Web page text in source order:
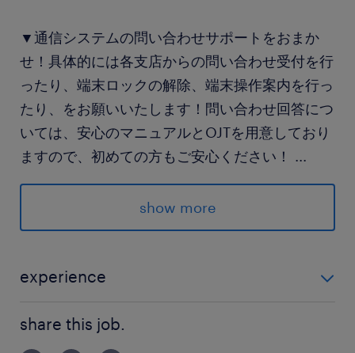
▼通信システムの問い合わせサポートをおまか
せ！具体的には各支店からの問い合わせ受付を行
ったり、端末ロックの解除、端末操作案内を行っ
たり、をお願いいたします！問い合わせ回答につ
いては、安心のマニュアルとOJTを用意しており
ますので、初めての方もご安心ください！ ...
＜＜五反田＞＞
★大手通信企業
★残業なし
★itサポート/it事務
show more
experience
方！ ★問い合わせ対応のご経験がある方！ ～ヘルプデ
share this job.